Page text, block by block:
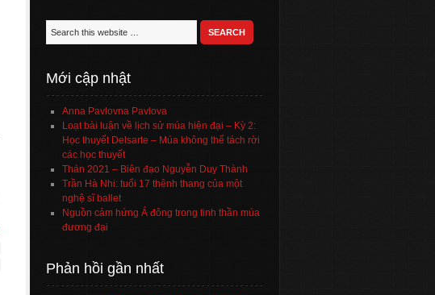
Mới cập nhật
Anna Pavlovna Pavlova
Loạt bài luận về lịch sử múa hiện đại – Kỳ 2:
Học thuyết Delsarte – Múa không thể tách rời
các học thuyết
Thán 2021 – Biên đạo Nguyễn Duy Thành
Trần Hà Nhi: tuổi 17 thênh thang của một
nghệ sĩ ballet
Nguồn cảm hứng Á đông trong tinh thần múa
đương đại
Phản hồi gần nhất